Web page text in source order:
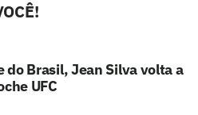
do Brasil, Jean Silva volta a
UFC